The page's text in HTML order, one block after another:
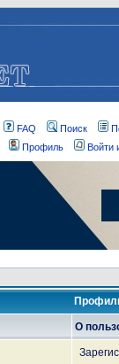
FAQ Поиск
Профиль
Войти
О